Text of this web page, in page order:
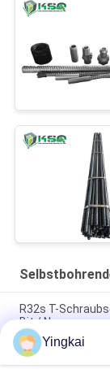
R32s T-
Bit / Nuss
Heiße
Boden/
Yingkai